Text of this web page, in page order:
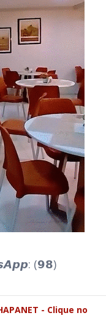
(𝟵𝟴)
- Clique no